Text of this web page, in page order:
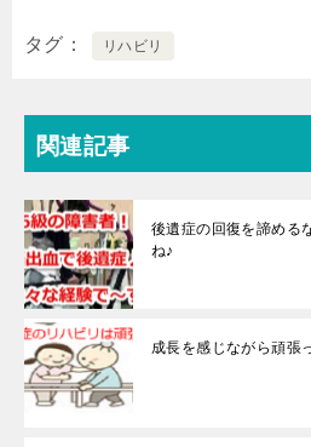
タグ リハビリ
関連記事
後遺症の回復を諦める
ね♪
成長を感じながら頑張